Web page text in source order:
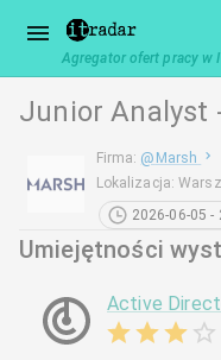
Agregator ofert pracy w
Junior Analyst
Firma: @ Marsh
Lokalizacja:
2026-06-05 -
Umiejętności
Active